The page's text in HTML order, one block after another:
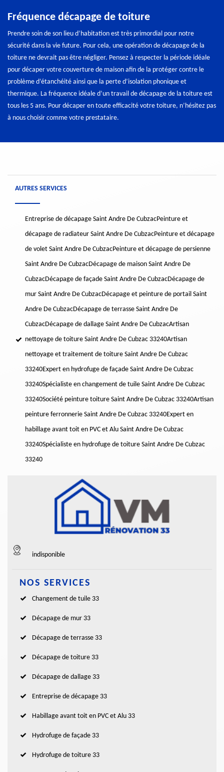
Fréquence décapage de toiture
Prendre soin de son lieu d’habitation est très primordial pour notre
sécurité dans la vie future. Pour cela, une opération de décapage de la
toiture ne devrait pas être négliger. Pensez à respecter la période idéale
pour décaper votre couverture de maison afin de la protéger contre le
problème d’étanchéité ainsi que la perte d’isolation phonique et
thermique. La fréquence idéale d’un travail de décapage de la toiture est
tous les 5 ans. Pour décaper en toute efficacité votre toiture, n’hésitez pas
à nous choisir comme votre prestataire.
AUTRES SERVICES
Entreprise de décapage Saint Andre De CubzacPeinture et
décapage de radiateur Saint Andre De CubzacPeinture et décapage
de volet Saint Andre De CubzacPeinture et décapage de persienne
Saint Andre De CubzacDécapage de maison Saint Andre De
CubzacDécapage de façade Saint Andre De CubzacDécapage de
mur Saint Andre De CubzacDécapage et peinture de portail Saint
Andre De CubzacDécapage de terrasse Saint Andre De
CubzacDécapage de dallage Saint Andre De CubzacArtisan
nettoyage de toiture Saint Andre De Cubzac 33240Artisan
nettoyage et traitement de toiture Saint Andre De Cubzac
33240Expert en hydrofuge de façade Saint Andre De Cubzac
33240Spécialiste en changement de tuile Saint Andre De Cubzac
33240Société peinture toiture Saint Andre De Cubzac 33240Artisan
peinture ferronnerie Saint Andre De Cubzac 33240Expert en
habillage avant toit en PVC et Alu Saint Andre De Cubzac
33240Spécialiste en hydrofuge de toiture Saint Andre De Cubzac
33240
indisponible
NOS SERVICES
Changement de tuile 33
Décapage de mur 33
Décapage de terrasse 33
Décapage de toiture 33
Décapage de dallage 33
Entreprise de décapage 33
Habillage avant toit en PVC et Alu 33
Hydrofuge de façade 33
Hydrofuge de toiture 33